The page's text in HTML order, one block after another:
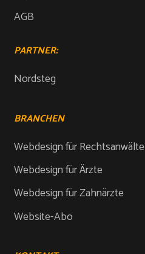
AGB
PARTNER:
Nordsteg
BRANCHEN
Webdesign für Rechtsanwälte
Webdesign für Ärzte
Webdesign für Zahnärzte
Website-Abo